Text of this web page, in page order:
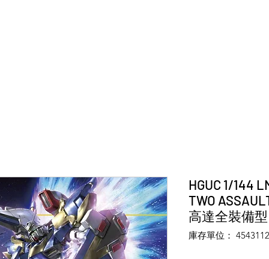
HGUC 1/144
TWO
高達全裝備型
庫存單位：